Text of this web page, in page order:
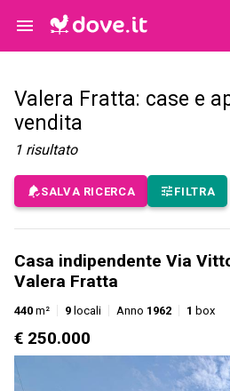
Valera Fratta: case e
vendita
1 risultato
SALVA RICERCA FILTRA
Casa indipendente Via
Valera Fratta
440 m² 9 locali Anno 1962 1 box
€ 250.000